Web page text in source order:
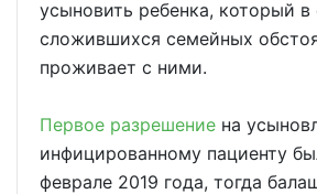
усыновить ребенка, который
сложившихся семейных
проживает с ними.
Первое разрешение на
инфицированному пациенту
феврале 2019 года, тогда